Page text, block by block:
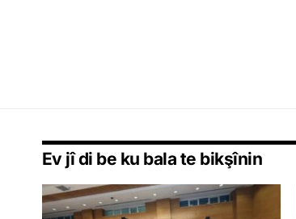
Ev jî di be ku bala te bikşînin